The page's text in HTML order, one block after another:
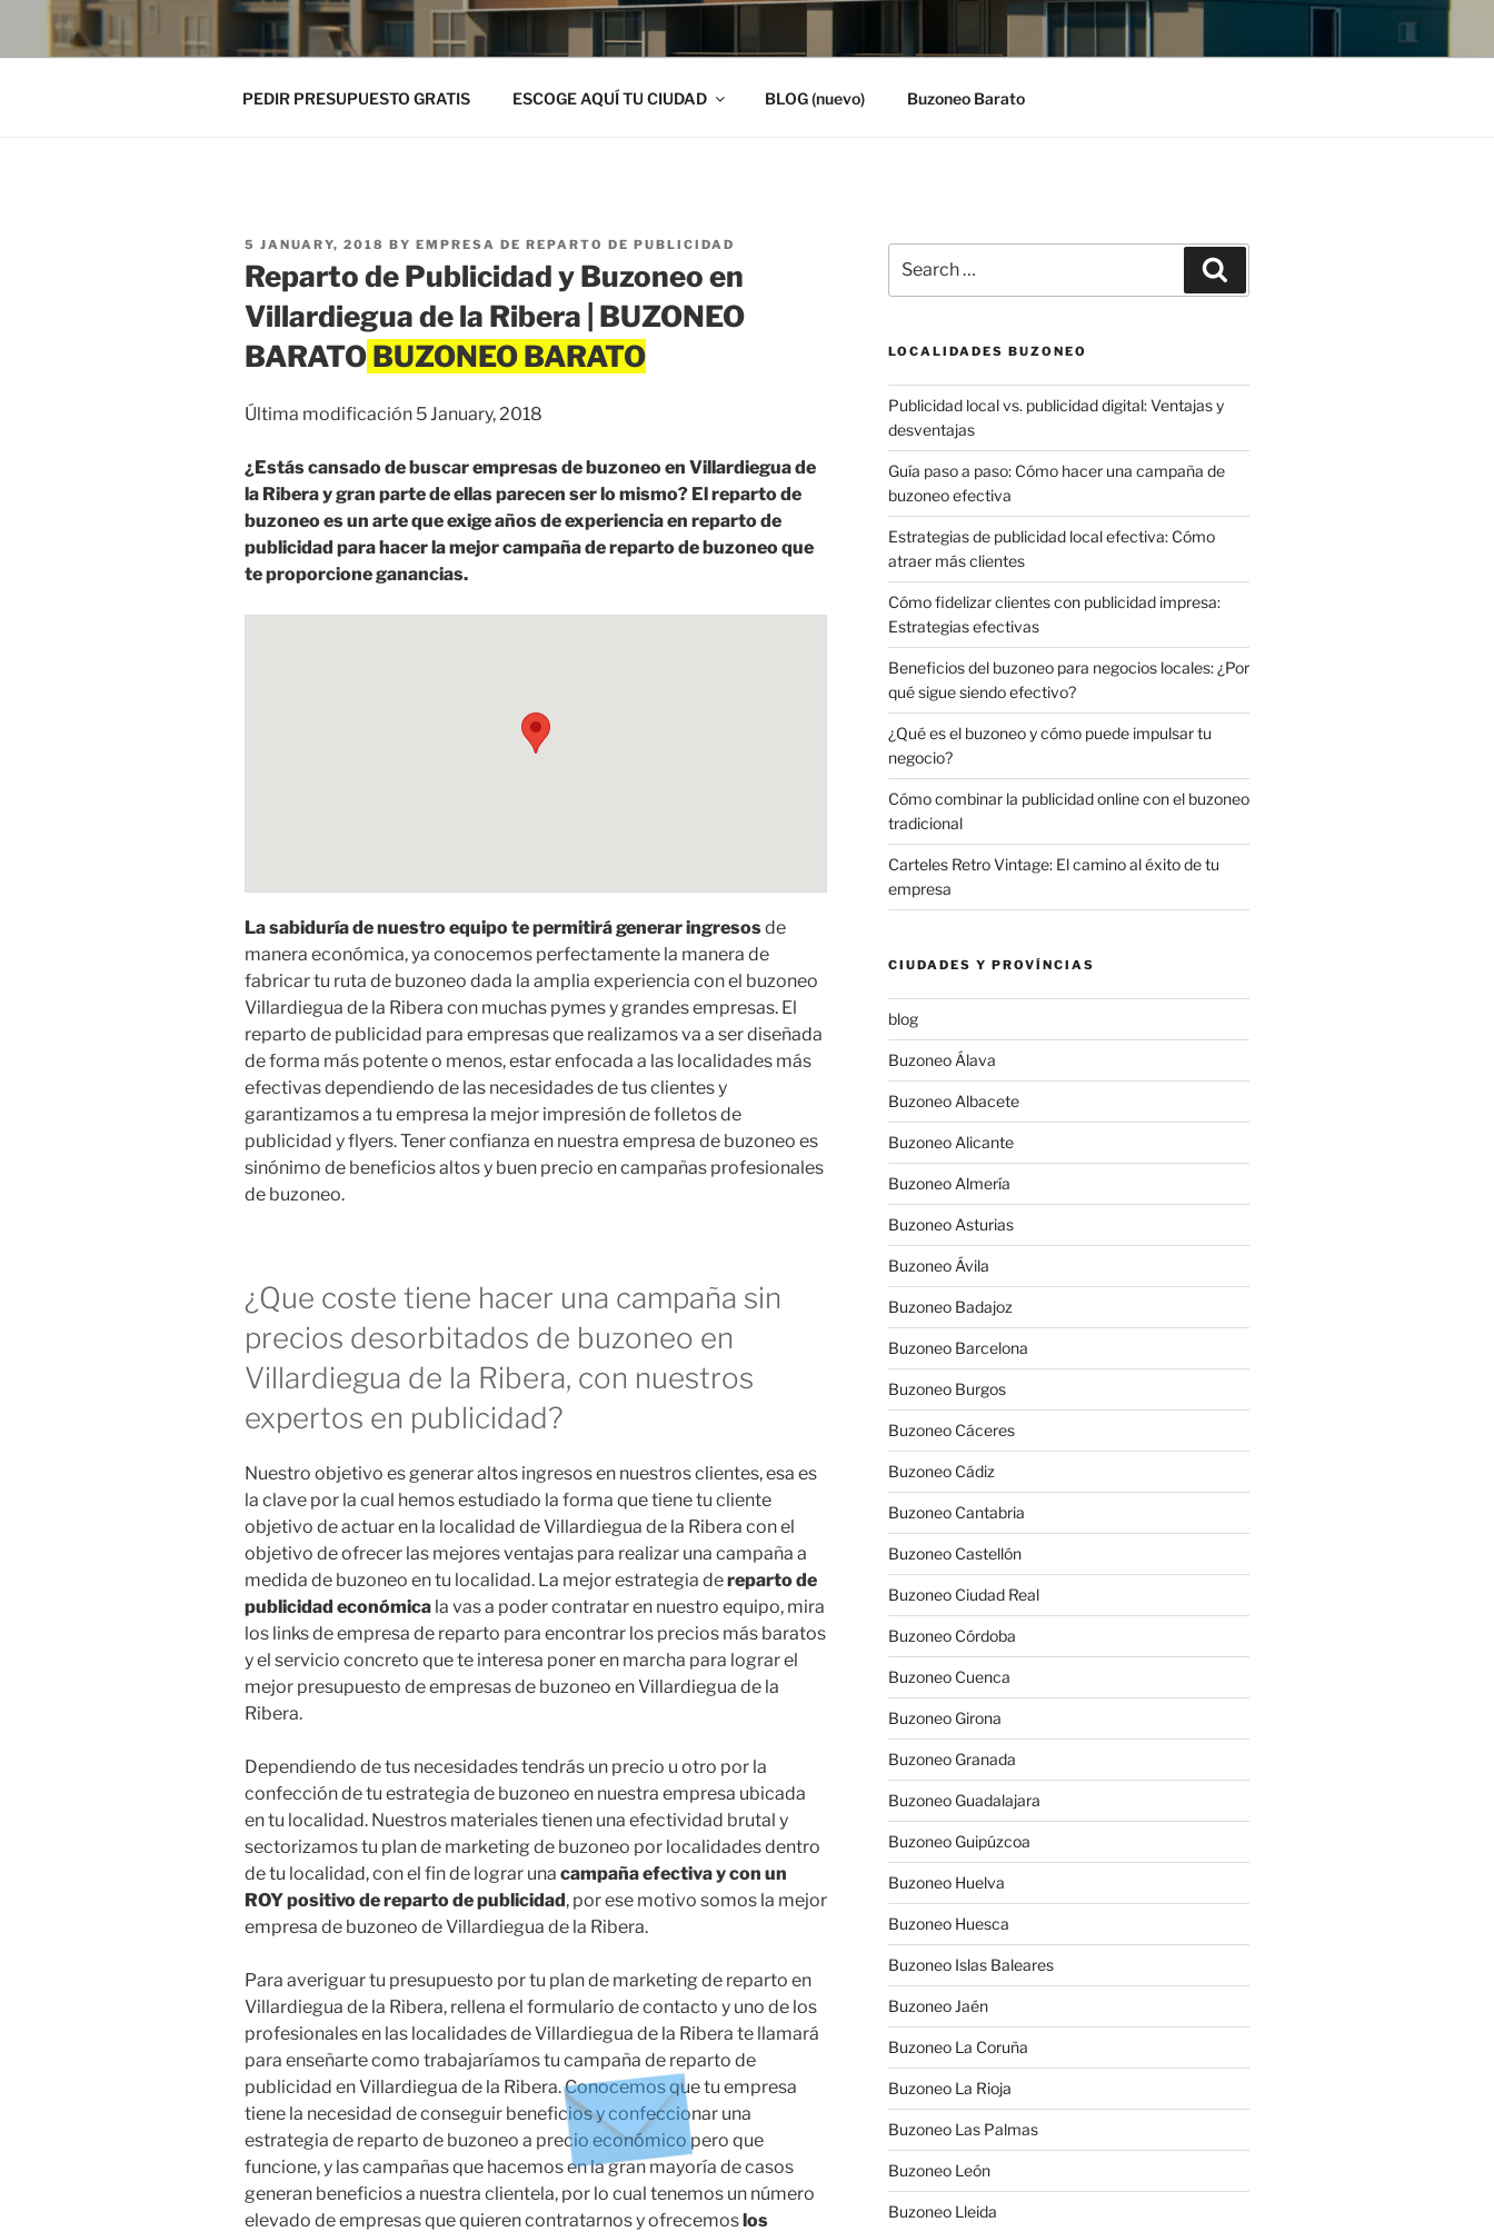
PEDIR PRESUPUESTO GRATIS ESCOGE AQUÍ TU CIUDAD BLOG (nuevo) Buzoneo Barato
POSTED
ON
5 JANUARY, 2018 BY EMPRESA DE REPARTO DE PUBLICIDAD
Reparto de Publicidad y Buzoneo en
Villardiegua de la Ribera | BUZONEO
BARATO
Última modificación 5 January, 2018
¿Estás cansado de buscar empresas de buzoneo en Villardiegua de
la Ribera y gran parte de ellas parecen ser lo mismo? El reparto de
buzoneo es un arte que exige años de experiencia en reparto de
publicidad para hacer la mejor campaña de reparto de buzoneo que
te proporcione ganancias.
La sabiduría de nuestro equipo te permitirá generar ingresosde
manera económica, ya conocemos perfectamente la manera de
fabricar tu ruta de buzoneo dada la amplia experiencia con el buzoneo
Villardiegua de la Ribera con muchas pymes y grandes empresas. El
reparto de publicidad para empresas que realizamos va a ser diseñada
de forma más potente o menos, estar enfocada a las localidades más
efectivas dependiendo de las necesidades de tus clientes y
garantizamos a tu empresa la mejor impresión de folletos de
publicidad y flyers. Tener confianza en nuestra empresa de buzoneo es
sinónimo de beneficios altos y buen precio en campañas profesionales
de buzoneo.
¿Que coste tiene hacer una campaña sin
precios desorbitados de buzoneo en
Villardiegua de la Ribera, con nuestros
expertos en publicidad?
Nuestro objetivo es generar altos ingresos en nuestros clientes, esa es
la clave por la cual hemos estudiado la forma que tiene tu cliente
objetivo de actuar en la localidad de Villardiegua de la Ribera con el
objetivo de ofrecer las mejores ventajas para realizar una campaña a
medida de buzoneo en tu localidad. La mejor estrategia dereparto de
publicidad económica la vas a poder contratar en nuestro equipo, mira
los links de empresa de reparto para encontrar los precios más baratos
y el servicio concreto que te interesa poner en marcha para lograr el
mejor presupuesto de empresas de buzoneo en Villardiegua de la
Ribera.
Dependiendo de tus necesidades tendrás un precio u otro por la
confección de tu estrategia de buzoneo en nuestra empresa ubicada
en tu localidad. Nuestros materiales tienen una efectividad brutal y
sectorizamos tu plan de marketing de buzoneo por localidades dentro
de tu localidad, con el fin de lograr una campaña efectiva y con un
ROY positivo de reparto de publicidad, por ese motivo somos la mejor
empresa de buzoneo de Villardiegua de la Ribera.
Para averiguar tu presupuesto por tu plan de marketing de reparto en
Villardiegua de la Ribera, rellena el formulario de contacto y uno de los
profesionales en las localidades de Villardiegua de la Ribera te llamará
para enseñarte como trabajaríamos tu campaña de reparto de
publicidad en Villardiegua de la Ribera. Conocemos que tu empresa
tiene la necesidad de conseguir beneficios y confeccionar una
estrategia de reparto de buzoneo a precio económico pero que
funcione, y las campañas que hacemos en la gran mayoría de casos
generan beneficios a nuestra clientela, por lo cual tenemos un número
elevado de empresas que quieren contratarnos y ofrecemoslos
for:
LOCALIDADES BUZONEO
Publicidad local vs. publicidad digital: Ventajas y
desventajas
Guía paso a paso: Cómo hacer una campaña de
buzoneo efectiva
Estrategias de publicidad local efectiva: Cómo
atraer más clientes
Cómo fidelizar clientes con publicidad impresa:
Estrategias efectivas
Beneficios del buzoneo para negocios locales: ¿Por
qué sigue siendo efectivo?
¿Qué es el buzoneo y cómo puede impulsar tu
negocio?
Cómo combinar la publicidad online con el buzoneo
tradicional
Carteles Retro Vintage: El camino al éxito de tu
empresa
CIUDADES Y PROVÍNCIAS
blog
Buzoneo Álava
Buzoneo Albacete
Buzoneo Alicante
Buzoneo Almería
Buzoneo Asturias
Buzoneo Ávila
Buzoneo Badajoz
Buzoneo Barcelona
Buzoneo Burgos
Buzoneo Cáceres
Buzoneo Cádiz
Buzoneo Cantabria
Buzoneo Castellón
Buzoneo Ciudad Real
Buzoneo Córdoba
Buzoneo Cuenca
Buzoneo Girona
Buzoneo Granada
Buzoneo Guadalajara
Buzoneo Guipúzcoa
Buzoneo Huelva
Buzoneo Huesca
Buzoneo Islas Baleares
Buzoneo Jaén
Buzoneo La Coruña
Buzoneo La Rioja
Buzoneo Las Palmas
Buzoneo León
Buzoneo Lleida